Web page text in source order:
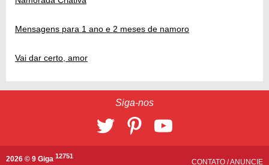
Mensagens para 1 ano e 2 meses de namoro
Vai dar certo, amor
Siga-nos
2026 © 9 Giga 12751
CONTATO /ANUNCIE